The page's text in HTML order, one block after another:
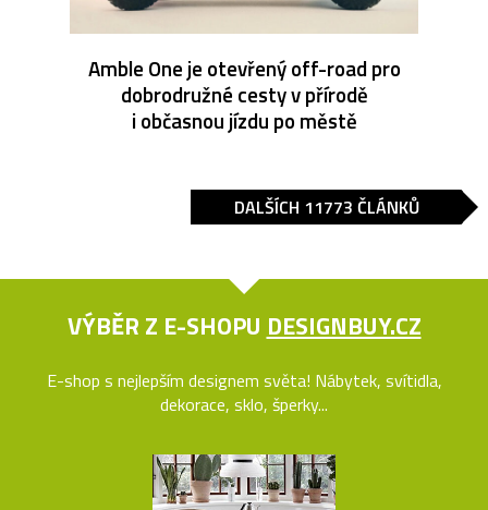
Amble One je otevřený off-road pro
dobrodružné cesty v přírodě
i občasnou jízdu po městě
DALŠÍCH 11773 ČLÁNKŮ
VÝBĚR Z E-SHOPU DESIGNBUY.CZ
E-shop s nejlepším designem světa! Nábytek, svítidla,
dekorace, sklo, šperky...